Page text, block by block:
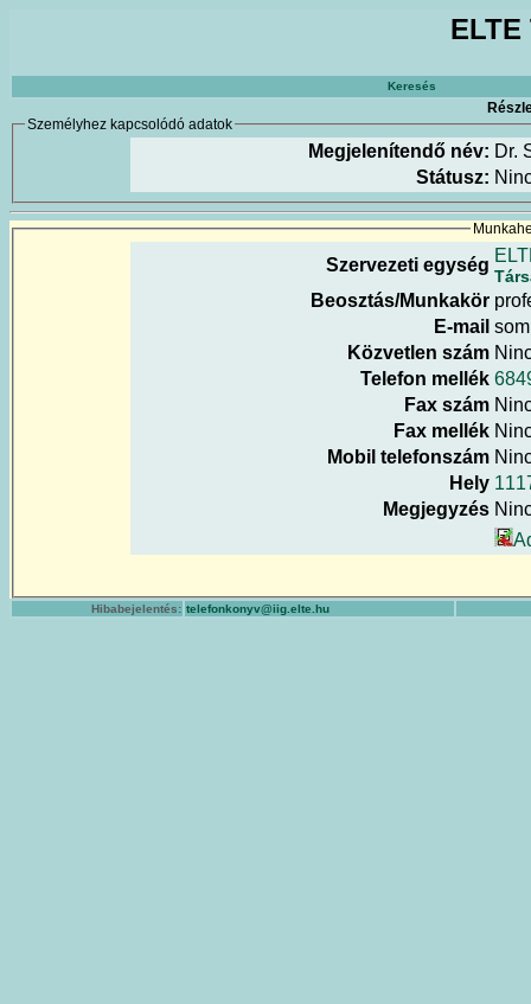
Keresés
Személyhez kapcsolódó adatok
Megjelenítendő név: Dr.
Státusz:
Szervezeti egység
Beosztás/Munkakör
E-mail
Közvetlen szám
Telefon mellék
Fax szám
Fax mellék
Mobil telefonszám
Hely
Megjegyzés
Hibabejelentés: telefonkonyv@iig.elte.hu